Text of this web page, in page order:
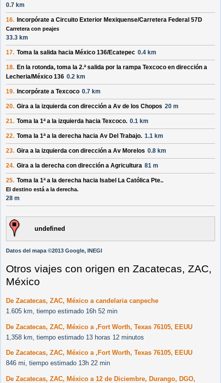
0.7 km
16. Incorpórate a Circuito Exterior Mexiquense/Carretera Federal 57D
Carretera con peajes
33.3 km
17. Toma la salida hacia México 136/Ecatepec 0.4 km
18. En la rotonda, toma la 2.ªsalida por la rampa Texcoco en dirección a
Lecheria/México 136 0.2 km
19. Incorpórate a Texcoco 0.7 km
20. Gira a la izquierda con dirección a Av de los Chopos 20 m
21. Toma la 1ª a la izquierda hacia Texcoco. 0.1 km
22. Toma la 1ª a la derecha hacia Av Del Trabajo. 1.1 km
23. Gira a la izquierda con dirección a Av Morelos 0.8 km
24. Gira a la derecha con dirección a Agricultura 81 m
25. Toma la 1ª a la derecha hacia Isabel La Católica Pte..
El destino está a la derecha.
28 m
undefined
Datos del mapa ©2013 Google, INEGI
Otros viajes con origen en Zacatecas, ZAC,
México
De Zacatecas, ZAC, México a candelaria canpeche
1.605 km, tiempo estimado 16h 52 min
De Zacatecas, ZAC, México a ,Fort Worth, Texas 76105, EEUU
1,358 km, tiempo estimado 13 horas 12 minutos
De Zacatecas, ZAC, México a ,Fort Worth, Texas 76105, EEUU
846 mi, tiempo estimado 13h 22 min
De Zacatecas, ZAC, México a 12 de Diciembre, Durango, DGO,